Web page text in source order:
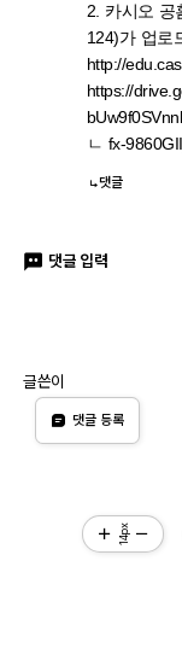
2. 카시오 공
124)가 업로
http://
https://
ㄴ fx-
댓글
댓글 입력
글쓴이
댓글 등록
14px